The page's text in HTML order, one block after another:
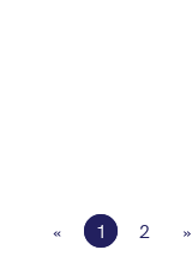
« 1 2 »